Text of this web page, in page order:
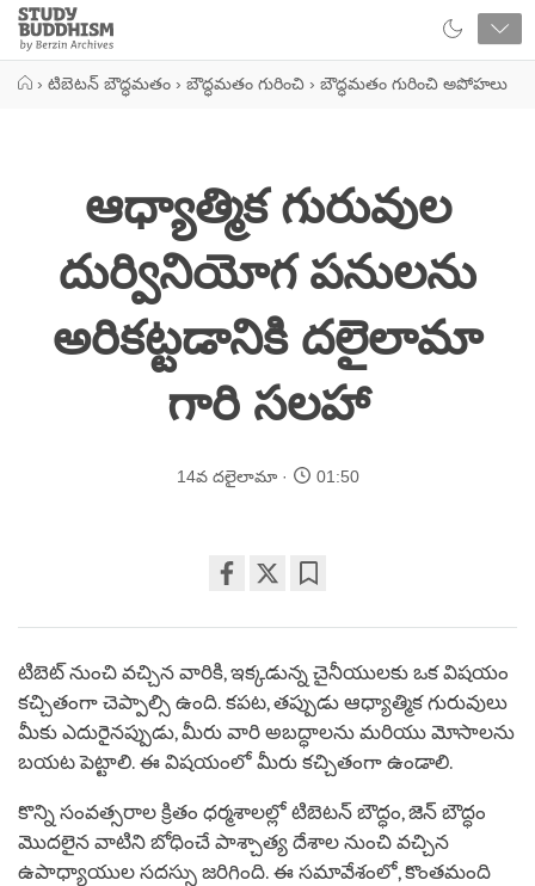
Close
Study
Buddhism
› టిబెటన్ బౌద్ధమతం › బౌద్ధమతం గురించి › బౌద్ధమతం గురించి అపోహలు
ఆధ్యాత్మిక గురువుల
దుర్వినియోగ పనులను
అరికట్టడానికి దలైలామా
గారి సలహా
14వ దలైలామా 01:50
on
facebook
టిబెట్ నుంచి వచ్చిన వారికి, ఇక్కడున్న చైనీయులకు ఒక విషయం
కచ్చితంగా చెప్పాల్సి ఉంది. కపట, తప్పుడు ఆధ్యాత్మిక గురువులు
మీకు ఎదురైనప్పుడు, మీరు వారి అబద్ధాలను మరియు మోసాలను
బయట పెట్టాలి. ఈ విషయంలో మీరు కచ్చితంగా ఉండాలి.
కొన్ని సంవత్సరాల క్రితం ధర్మశాలల్లో టిబెటన్ బౌద్ధం, జెన్ బౌద్ధం
మొదలైన వాటిని బోధించే పాశ్చాత్య దేశాల నుంచి వచ్చిన
ఉపాధ్యాయుల సదస్సు జరిగింది. ఈ సమావేశంలో, కొంతమంది